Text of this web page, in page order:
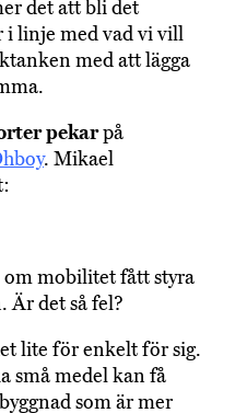
det att bli det
i linje med vad vi vill
med att lägga
pekarpå
. Mikael
mobilitet fått styra
Är det så fel?
lite för enkelt för sig.
små medel kan få
som är mer